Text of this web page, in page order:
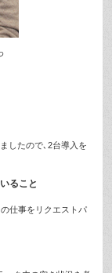
したので､2台導入を
ること
仕事をリクエストパ